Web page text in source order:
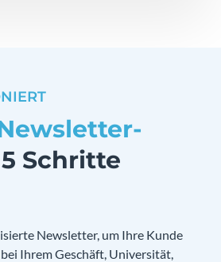
Schritte
Newsletter, um Ihre Kunde
Ihrem Geschäft, Universität,